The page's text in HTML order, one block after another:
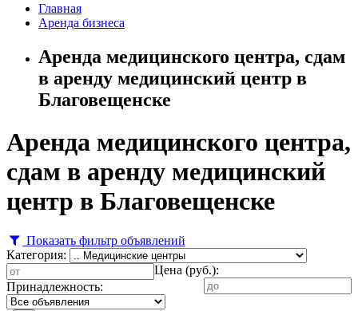
Главная
Аренда бизнеса
Аренда медицинского центра, сдам
в аренду медицинский центр в
Благовещенске
Аренда медицинского центра,
сдам в аренду медицинский
центр в Благовещенске
Показать фильтр объявлений
Категория:
Цена (руб.):
Принадлежность: